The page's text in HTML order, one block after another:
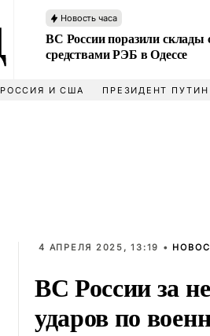
Новость часа
ВС России поразили склады
средствами РЭБ в Одессе
РОССИЯ И США ПРЕЗИДЕНТ ПУТИН
4 АПРЕЛЯ 2025, 13:19 •
ВС России за
ударов по